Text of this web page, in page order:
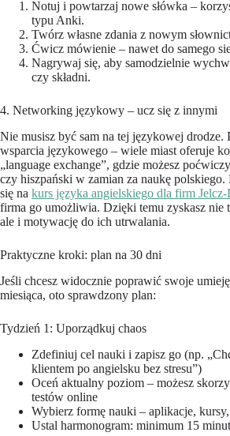
Notuj i powtarzaj nowe słówka –
typu Anki.
Twórz własne zdania z nowym
Ćwicz mówienie – nawet do samego
Nagrywaj się, aby samodzielnie
czy składni.
4. Networking językowy – ucz się z innymi
Nie musisz być sam na tej językowej drodze.
wsparcia językowego – wiele miast oferuje
„language exchange”, gdzie możesz
czy hiszpański w zamian za naukę
się na kurs języka angielskiego dla firm
firma go umożliwia. Dzięki temu zyskasz nie
ale i motywację do ich utrwalania.
Praktyczne kroki: plan na 30 dni
Jeśli chcesz widocznie poprawić swoje
miesiąca, oto sprawdzony plan:
Tydzień 1: Uporządkuj chaos
Zdefiniuj cel nauki i zapisz go (np.
klientem po angielsku bez stresu”)
Oceń aktualny poziom – możesz
testów online
Wybierz formę nauki – aplikacje,
Ustal harmonogram: minimum 15